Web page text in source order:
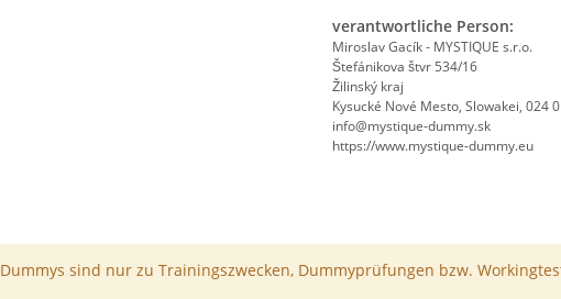
verantwortliche Person:
Miroslav Gacík - MYSTIQUE s.r.o.
Štefánikova štvr 534/16
Žilinský kraj
Kysucké Nové Mesto, Slowakei, 024
info@mystique-dummy.sk
https://www.mystique-dummy.eu
Dummys sind nur zu Trainingszwecken, Dummyprüfungen bzw.